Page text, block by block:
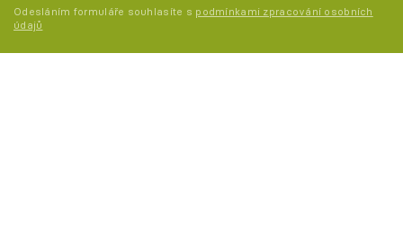
Odesláním formuláře souhlasíte s podmínkami zpracování osobních
údajů